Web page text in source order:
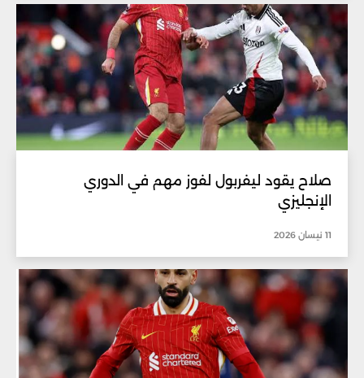
صلاح يقود ليفربول لفوز مهم في الدوري
الإنجليزي
11 نيسان 2026